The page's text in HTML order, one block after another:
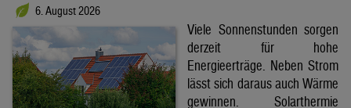
6. August 2026
Viele Sonnenstunden sorgen
derzeit für hohe
Energieerträge. Neben Strom
lässt sich daraus auch Wärme
gewinnen. Solarthermie